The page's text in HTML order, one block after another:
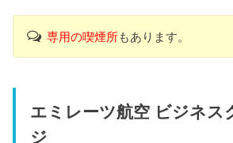
専用の喫煙所もあります。
エミレーツ航空 ビジネス
ジ